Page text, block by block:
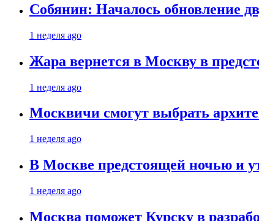
Собянин: Началось обновление
1 неделя ago
Жара вернется в Москву в
1 неделя ago
Москвичи смогут выбрать
1 неделя ago
В Москве предстоящей ночью и
1 неделя ago
Москва поможет Курску в